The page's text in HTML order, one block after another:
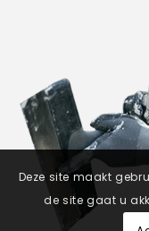
Deze site maakt
de site gaat u